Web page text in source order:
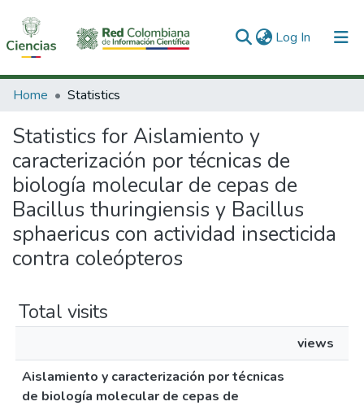
Log In (current)
Communities & Collections
All of DSpace
Home Statistics
Statistics for Aislamiento y
caracterización por técnicas de
biología molecular de cepas de
Bacillus thuringiensis y Bacillus
sphaericus con actividad insecticida
contra coleópteros
Total visits
views
Aislamiento y caracterización por técnicas
de biología molecular de cepas de